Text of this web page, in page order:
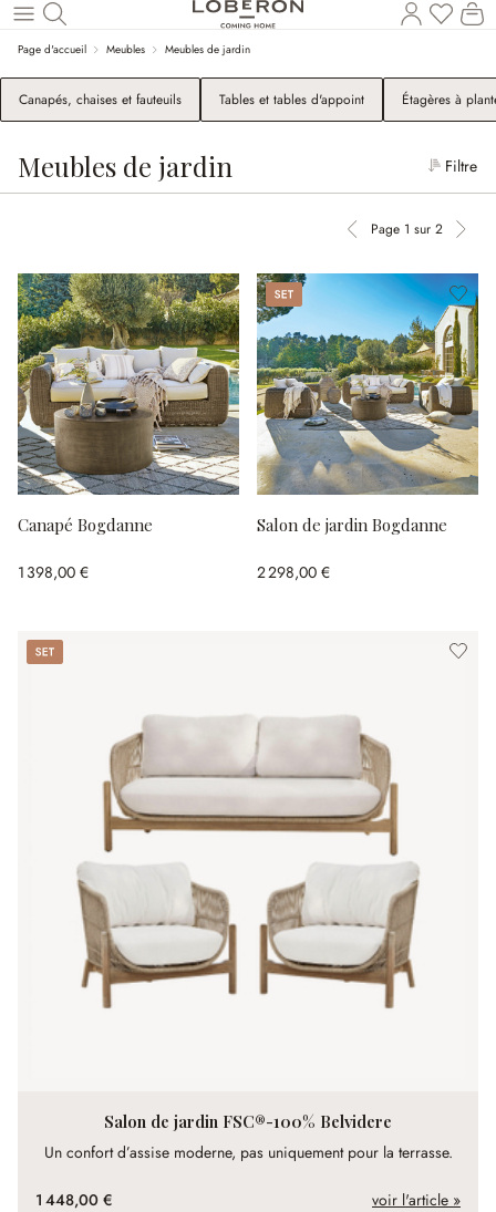
Revenir au contenu principal
Page d'accueil Meubles Meubles de jardin
Canapés, chaises et fauteuils Tables et tables d'appoint Étagères à
Meubles de jardin Filtre
Page 1 sur 2
Canapé Bogdanne
1 398,00 €
Set
Salon de jardin FSC®-100% Belvidere
Un confort d’assise moderne, pas uniquement pour la terrasse.
1 448,00 € voir l'article »
Set
Salon de jardin Bogdanne
2 298,00 €